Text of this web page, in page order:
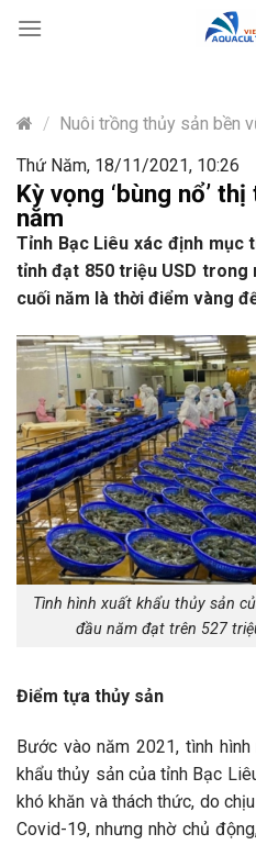
content
/ Nuôi trồng thủy sản bền
Thứ Năm, 18/11/2021, 10:26
Kỳ vọng ‘bùng nổ’
năm
Tỉnh Bạc Liêu xác định mục
tỉnh đạt 850 triệu USD trong
cuối năm là thời điểm vàng
Tình hình xuất khẩu thủy sản
đầu năm đạt trên 527
Điểm tựa thủy sản
Bước vào năm 2021, tình
khẩu thủy sản của tỉnh Bạc
khó khăn và thách thức, do
Covid-19, nhưng nhờ chủ